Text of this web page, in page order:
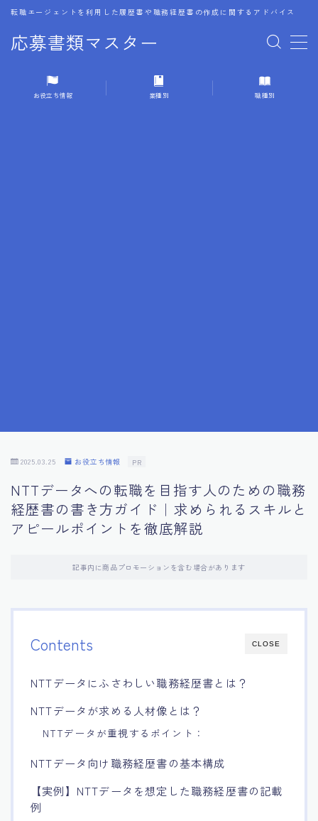
応募書類マスター
転職エージェントを利用した履歴書や職務経歴書の作成に関するアドバイス
MENU
1.履歴書のゴールデンルール
10.面接官に好印象を与える方法
11.キャリアアップを目指す人の応募書類
12.エージェントから有益情報を得るコツ
お役立ち情報 業種別 職種別
2025.03.25 お役立ち情報 PR
NTTデータへの転職を目指す人のための職務
経歴書の書き方ガイド｜求められるスキルと
アピールポイントを徹底解説
記事内に商品プロモーションを含む場合があります
CLOSE
Contents
NTTデータにふさわしい職務経歴書とは？
NTTデータが求める人材像とは？
NTTデータが重視するポイント：
NTTデータ向け職務経歴書の基本構成
【実例】NTTデータを想定した職務経歴書の記載
例